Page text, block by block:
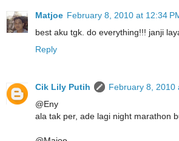
Matjoe February 8, 2010 at 12:34
best aku tgk. do everything!!! janji
Reply
Cik Lily Putih
February 8, 2010
@Eny
ala tak per, ade lagi night marathon